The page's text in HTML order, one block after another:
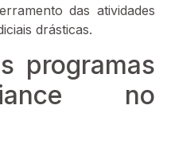
das atividades
drásticas.
programas
no